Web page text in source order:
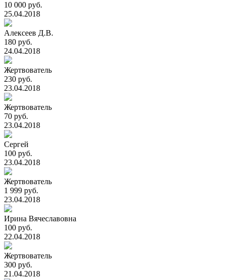
10 000 руб.
25.04.2018
Алексеев Д.В.
180 руб.
24.04.2018
Жертвователь
230 руб.
23.04.2018
Жертвователь
70 руб.
23.04.2018
Сергей
100 руб.
23.04.2018
Жертвователь
1 999 руб.
23.04.2018
Ирина Вячеславовна
100 руб.
22.04.2018
Жертвователь
300 руб.
21.04.2018